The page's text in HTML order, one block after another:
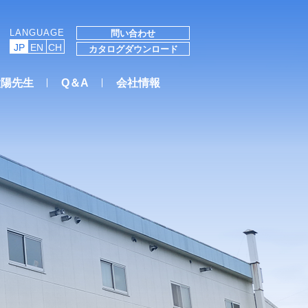
LANGUAGE
JP EN CH
問い合わせ
カタログダウンロード
先生 Q＆A 会社情報